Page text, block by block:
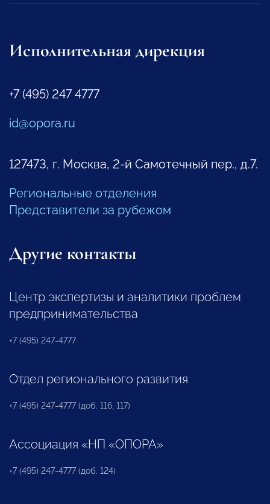
Исполнительная дирекция
+7 (495) 247 4777
id@opora.ru
127473, г. Москва, 2-й Самотечный пер., д.7.
Региональные отделения
Представители за рубежом
Другие контакты
Центр экспертизы и аналитики проблем
предпринимательства
+7 (495) 247-4777
Отдел регионального развития
+7 (495) 247-4777 (доб. 116, 117)
Ассоциация «НП «ОПОРА»
+7 (495) 247-4777 (доб. 124)